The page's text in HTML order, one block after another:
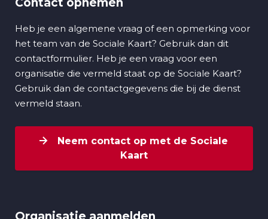
Heb je een algemene vraag of een opmerking voor
het team van de Sociale Kaart? Gebruik dan dit
contactformulier. Heb je een vraag voor een
organisatie die vermeld staat op de Sociale Kaart?
Gebruik dan de contactgegevens die bij de dienst
vermeld staan.
Neem contact op met de Sociale
Kaart